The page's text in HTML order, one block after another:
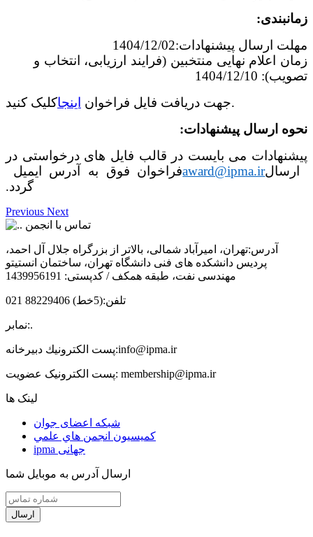
زمانبندی:
مهلت ارسال پیشنهادات:1404/12/02
زمان اعلام نهایی منتخبین (فرایند ارزیابی، انتخاب و
تصویب): 1404/12/10
جهت دریافت فایل فراخوان اینجا
کلیک کنید.
نحوه ارسال پیشنهادات:
پیشنهادات می بایست در قالب فایل های درخواستی در
فراخوان فوق به آدرس ایمیلaward@ipma.irارسال
گردد.
Previous Next
تماس با انجمن
آدرس:تهران، امیرآباد شمالی، بالاتر از بزرگراه جلال آل احمد،
پردیس دانشکده های فنی دانشگاه تهران، ساختمان انستیتو
مهندسی نفت، طبقه همکف / کدپستی: 1439956191
تلفن:(5خط) 88229406 021
نمابر:.
پست الكترونيك دبیرخانه:info@ipma.ir
پست الکترونیک عضویت: membership@ipma.ir
لینک ها
شبکه اعضای جوان
كميسيون انجمن هاي علمي
ipma جهانی
ارسال آدرس به موبایل شما
ارسال